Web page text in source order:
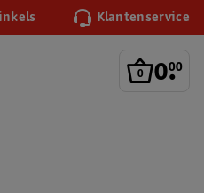
Klantenservice
0.
00